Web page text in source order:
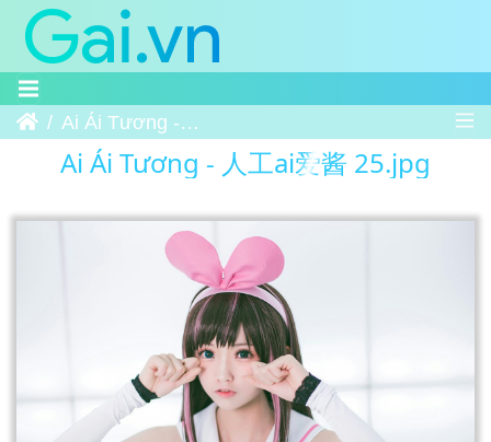
Trang chủAi Ái Tương - 人工ai爱酱 25
Ai Ái Tương - 人工ai爱酱 25.jpg